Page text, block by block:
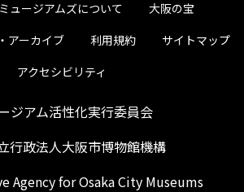
ュージアムズについて
大阪の宝
アーカイブ
利用規約
サイトマップ
アクセシビリティ
ジアム活性化実行委員会
行政法人大阪市博物館機構
Agency for Osaka City Museums